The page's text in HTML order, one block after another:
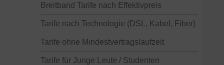
Breitband Tarife nach Effektivpreis
Tarife nach Technologie (DSL, Kabel, Fiber)
Tarife ohne Mindestvertragslaufzeit
Tarife für Junge Leute / Studenten